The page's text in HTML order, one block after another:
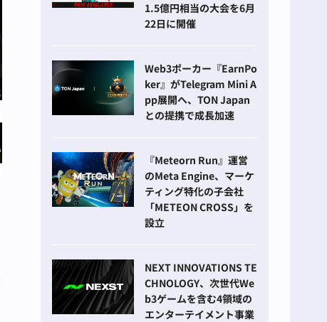
1.5億円相当の大会を6月
22日に開催
Web3ポーカー『EarnPo
ker』がTelegram Mini A
pp展開へ、TON Japan
との提携で成長加速
『Meteorn Run』運営
のMeta Engine、マーケ
ティング特化の子会社
「METEON CROSS」を
設立
NEXT INNOVATIONS TE
CHNOLOGY、次世代We
b3ゲームを含む4領域の
エンターテイメント事業